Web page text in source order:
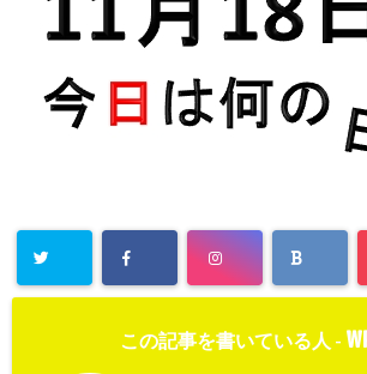
この記事を書いている人 -